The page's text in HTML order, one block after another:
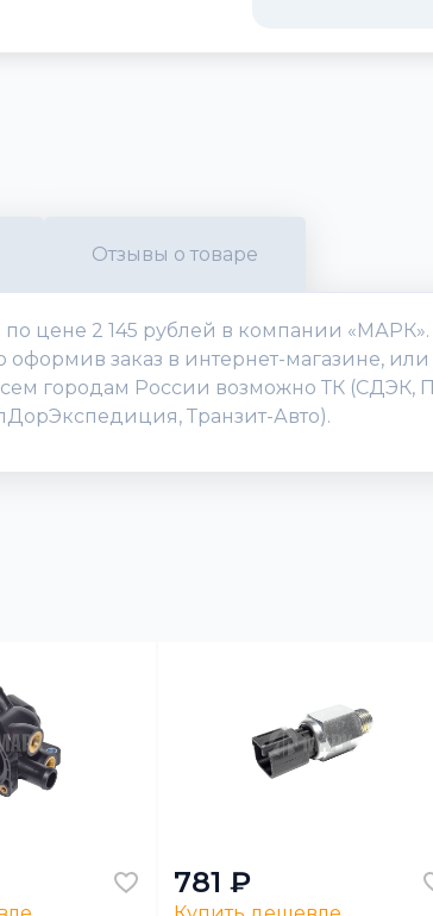
Отзывы о товаре
цене 2 145 рублей в компании
заказ в интернет-магазине, или
городам России возможно ТК (СДЭК,
Транзит-Авто).
781 ₽